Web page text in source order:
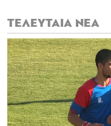
ΤΕΛΕΥΤΑΙΑ ΝΕΑ